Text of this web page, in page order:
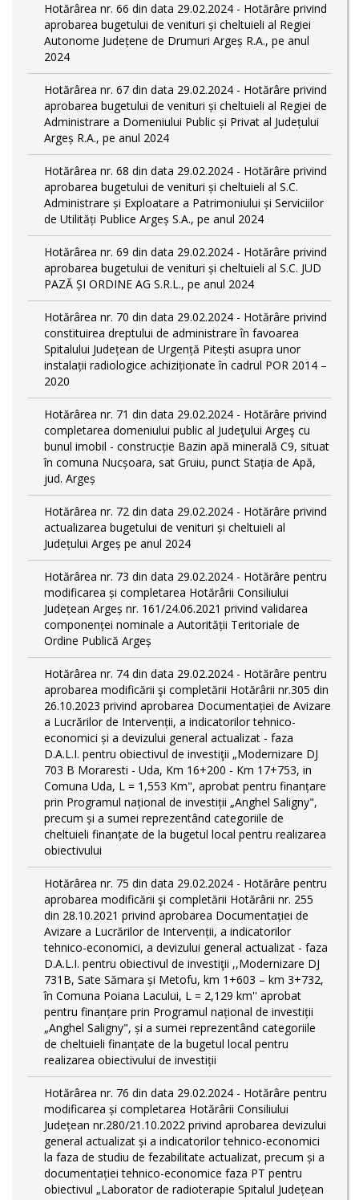
Hotărârea nr. 66 din data 29.02.2024 - Hotărâre privind
aprobarea bugetului de venituri și cheltuieli al Regiei
Autonome Județene de Drumuri Argeș R.A., pe anul
2024
Hotărârea nr. 67 din data 29.02.2024 - Hotărâre privind
aprobarea bugetului de venituri și cheltuieli al Regiei de
Administrare a Domeniului Public și Privat al Județului
Argeș R.A., pe anul 2024
Hotărârea nr. 68 din data 29.02.2024 - Hotărâre privind
aprobarea bugetului de venituri și cheltuieli al S.C.
Administrare și Exploatare a Patrimoniului și Serviciilor
de Utilități Publice Argeș S.A., pe anul 2024
Hotărârea nr. 69 din data 29.02.2024 - Hotărâre privind
aprobarea bugetului de venituri și cheltuieli al S.C. JUD
PAZĂ ȘI ORDINE AG S.R.L., pe anul 2024
Hotărârea nr. 70 din data 29.02.2024 - Hotărâre privind
constituirea dreptului de administrare în favoarea
Spitalului Județean de Urgență Pitești asupra unor
instalații radiologice achiziționate în cadrul POR 2014 –
2020
Hotărârea nr. 71 din data 29.02.2024 - Hotărâre privind
completarea domeniului public al Judeţului Argeş cu
bunul imobil - construcție Bazin apă minerală C9, situat
în comuna Nucșoara, sat Gruiu, punct Stația de Apă,
jud. Argeș
Hotărârea nr. 72 din data 29.02.2024 - Hotărâre privind
actualizarea bugetului de venituri și cheltuieli al
Județului Argeș pe anul 2024
Hotărârea nr. 73 din data 29.02.2024 - Hotărâre pentru
modificarea și completarea Hotărârii Consiliului
Județean Argeș nr. 161/24.06.2021 privind validarea
componenței nominale a Autorității Teritoriale de
Ordine Publică Argeș
Hotărârea nr. 74 din data 29.02.2024 - Hotărâre pentru
aprobarea modificării şi completării Hotărârii nr.305 din
26.10.2023 privind aprobarea Documentației de Avizare
a Lucrărilor de Intervenții, a indicatorilor tehnico-
economici și a devizului general actualizat - faza
D.A.L.I. pentru obiectivul de investiţii „Modernizare DJ
703 B Moraresti - Uda, Km 16+200 - Km 17+753, in
Comuna Uda, L = 1,553 Km", aprobat pentru finanțare
prin Programul național de investiții „Anghel Saligny",
precum și a sumei reprezentând categoriile de
cheltuieli finanțate de la bugetul local pentru realizarea
obiectivului
Hotărârea nr. 75 din data 29.02.2024 - Hotărâre pentru
aprobarea modificării şi completării Hotărârii nr. 255
din 28.10.2021 privind aprobarea Documentației de
Avizare a Lucrărilor de Intervenții, a indicatorilor
tehnico-economici, a devizului general actualizat - faza
D.A.L.I. pentru obiectivul de investiţii ,,Modernizare DJ
731B, Sate Sămara și Metofu, km 1+603 – km 3+732,
în Comuna Poiana Lacului, L = 2,129 km'' aprobat
pentru finanțare prin Programul național de investiții
„Anghel Saligny", și a sumei reprezentând categoriile
de cheltuieli finanțate de la bugetul local pentru
realizarea obiectivului de investiții
Hotărârea nr. 76 din data 29.02.2024 - Hotărâre pentru
modificarea și completarea Hotărârii Consiliului
Județean nr.280/21.10.2022 privind aprobarea devizului
general actualizat și a indicatorilor tehnico-economici
la faza de studiu de fezabilitate actualizat, precum și a
documentației tehnico-economice faza PT pentru
obiectivul „Laborator de radioterapie Spitalul Județean